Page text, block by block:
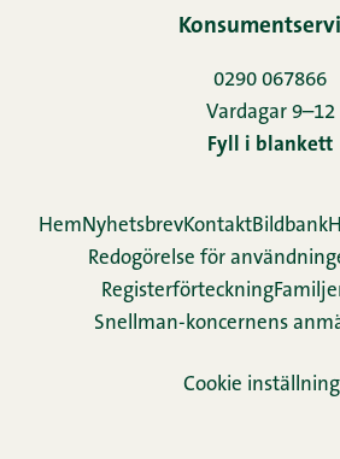
0290 067866
Vardagar 9–12
Fyll i blankett
HemNyhetsbrevKontaktBildbank
Redogörelse för
Re­gis­ter­för­teck­ning
Snellman-koncernens
Cookie